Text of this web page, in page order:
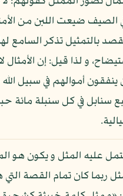
ضيعت اللبن من
تذكر السامع
و لذا قيل: إن الأمثال
ينفقون أموالهم في سبيل
سنابل في كل سنبلة مائة
عليه المثل و يكون هو
ربما كان تمام القصة